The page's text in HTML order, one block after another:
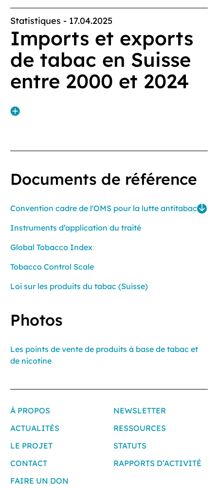
Statistiques - 17.04.2025
Imports et exports
de tabac en Suisse
entre 2000 et 2024
Documents de référence
Convention cadre de l'OMS pour la lutte antitabac
Instruments d’application du traité
Global Tobacco Index
Tobacco Control Scale
Loi sur les produits du tabac (Suisse)
Photos
Les points de vente de produits à base de tabac et
de nicotine
À PROPOS
ACTUALITÉS
LE PROJET
CONTACT
FAIRE UN DON
NEWSLETTER
RESSOURCES
STATUTS
RAPPORTS D’ACTIVITÉ